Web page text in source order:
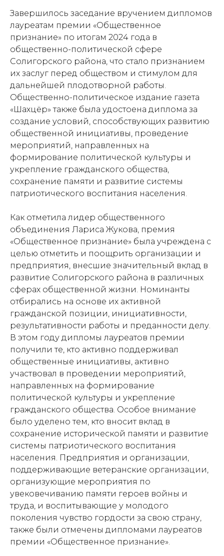
Завершилось заседание вручением дипломов
лауреатам премии «Общественное
признание» по итогам 2024 года в
общественно-политической сфере
Солигорского района, что стало признанием
их заслуг перед обществом и стимулом для
дальнейшей плодотворной работы.
Общественно-политическое издание газета
«Шахцёр» также была удостоена диплома за
создание условий, способствующих развитию
общественной инициативы, проведение
мероприятий, направленных на
формирование политической культуры и
укрепление гражданского общества,
сохранение памяти и развитие системы
патриотического воспитания населения.
Как отметила лидер общественного
объединения Лариса Жукова, премия
«Общественное признание» была учреждена с
целью отметить и поощрить организации и
предприятия, внесшие значительный вклад в
развитие Солигорского района в различных
сферах общественной жизни. Номинанты
отбирались на основе их активной
гражданской позиции, инициативности,
результативности работы и преданности делу.
В этом году дипломы лауреатов премии
получили те, кто активно поддерживал
общественные инициативы, активно
участвовал в проведении мероприятий,
направленных на формирование
политической культуры и укрепление
гражданского общества. Особое внимание
было уделено тем, кто вносит вклад в
сохранение исторической памяти и развитие
системы патриотического воспитания
населения. Предприятия и организации,
поддерживающие ветеранские организации,
организующие мероприятия по
увековечиванию памяти героев войны и
труда, и воспитывающие у молодого
поколения чувство гордости за свою страну,
также были отмечены дипломами лауреатов
премии «Общественное признание».